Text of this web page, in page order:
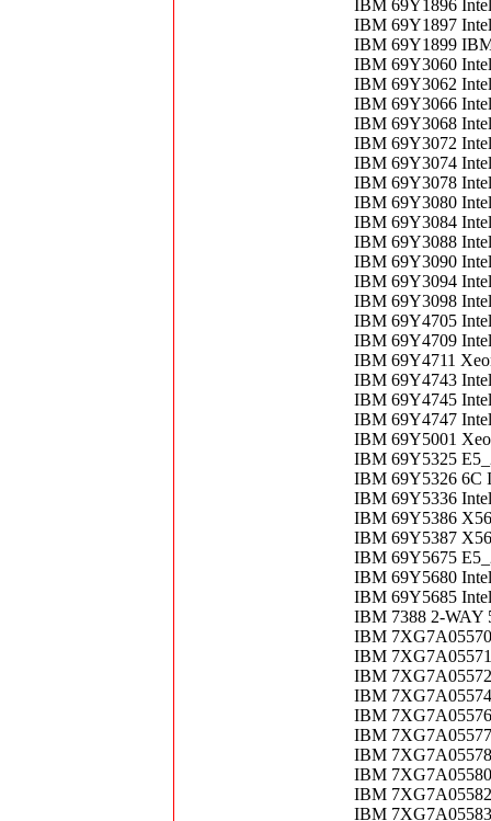
IBM 69Y1896
IBM 69Y1897
IBM 69Y1899
IBM 69Y3060
IBM 69Y3062
IBM 69Y3066
IBM 69Y3068
IBM 69Y3072
IBM 69Y3074
IBM 69Y3078
IBM 69Y3080
IBM 69Y3084
IBM 69Y3088
IBM 69Y3090
IBM 69Y3094
IBM 69Y3098
IBM 69Y4705
IBM 69Y4709
IBM 69Y4711
IBM 69Y4743
IBM 69Y4745
IBM 69Y4747
IBM 69Y5001
IBM 69Y5325
IBM 69Y5326 6C
IBM 69Y5336
IBM 69Y5386
IBM 69Y5387
IBM 69Y5675
IBM 69Y5680
IBM 69Y5685
IBM 7388 2-WAY
IBM
IBM
IBM
IBM
IBM
IBM
IBM
IBM
IBM
IBM